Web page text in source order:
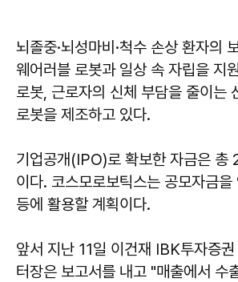
뇌졸중·뇌성마비·척수 손상 환자의
웨어러블 로봇과 일상 속 자립을 지
로봇, 근로자의 신체 부담을 줄이는
로봇을 제조하고 있다.
기업공개(IPO)로 확보한 자금은
이다. 코스모로보틱스는 공모자금
등에 활용할 계획이다.
앞서 지난 11일 이건재 IBK투자증
터장은 보고서를 내고 "매출에서 수